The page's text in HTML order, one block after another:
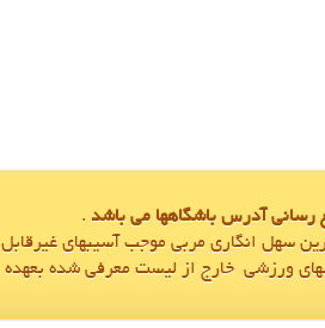
رسانی آدرس باشگاهها می باشد .
سهل انگاري مربي موجب آسيبهاي غيرقابل
ورزشي خارج از ليست معرفي شده بعهده